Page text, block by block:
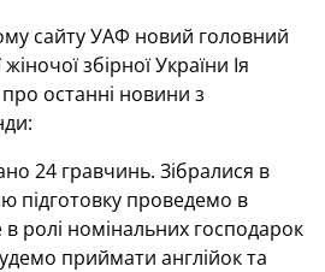
сайту УАФ новий головний
збірної України Ія
останні новини з
24 гравчинь. Зібралися в
підготовку проведемо в
в ролі номінальних господарок
приймати англійок та